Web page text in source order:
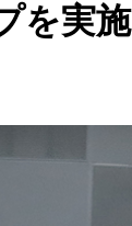
を実施